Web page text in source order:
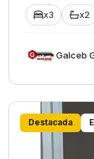
x3 x2
Destacada